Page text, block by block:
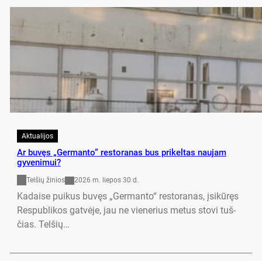
Aktualijos
Ar buvęs „Ger­man­to“ res­to­ra­nas bus prikeltas naujam
gyvenimui?
Telšių žinios 2026 m. liepos 30 d.
Ka­dai­se pui­kus buvęs „Ger­man­to“ res­to­ra­nas, įsikūręs
Res­pub­li­kos gatvė­je, jau ne vie­ne­rius me­tus sto­vi tuš­
čias. Tel­šių…